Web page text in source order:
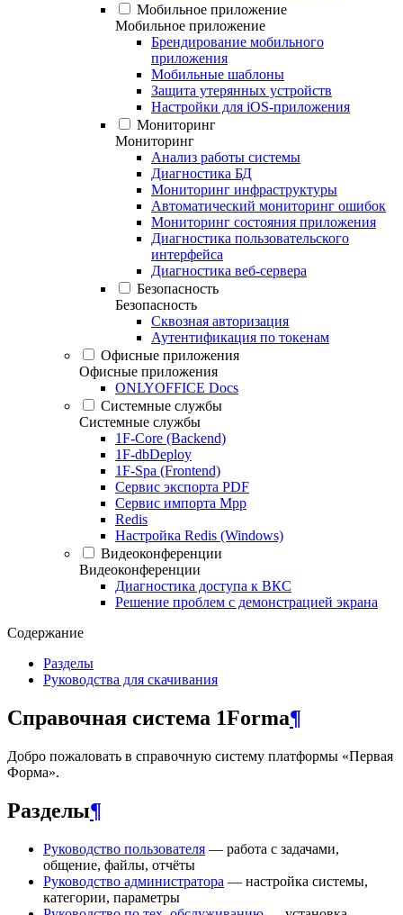
Мобильное приложение
Мобильное приложение
Брендирование мобильного
приложения
Мобильные шаблоны
Защита утерянных устройств
Настройки для iOS-приложения
Мониторинг
Мониторинг
Анализ работы системы
Диагностика БД
Мониторинг инфраструктуры
Автоматический мониторинг ошибок
Мониторинг состояния приложения
Диагностика пользовательского
интерфейса
Диагностика веб-сервера
Безопасность
Безопасность
Сквозная авторизация
Аутентификация по токенам
Офисные приложения
Офисные приложения
ONLYOFFICE Docs
Системные службы
Системные службы
1F-Core (Backend)
1F-dbDeploy
1F-Spa (Frontend)
Сервис экспорта PDF
Сервис импорта Mpp
Redis
Настройка Redis (Windows)
Видеоконференции
Видеоконференции
Диагностика доступа к ВКС
Решение проблем с демонстрацией экрана
Содержание
Разделы
Руководства для скачивания
Справочная система 1Forma¶
Добро пожаловать в справочную систему платформы «Первая
Форма».
Разделы¶
Руководство пользователя — работа с задачами,
общение, файлы, отчёты
Руководство администратора — настройка системы,
категории, параметры